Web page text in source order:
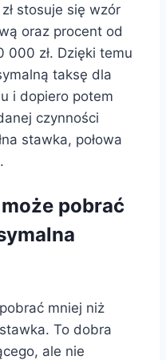
stosuje się wzór
oraz procent od
000 zł. Dzięki temu
taksę dla
i dopiero potem
czynności
stawka, połowa
pobrać
mniej niż
To dobra
ale nie